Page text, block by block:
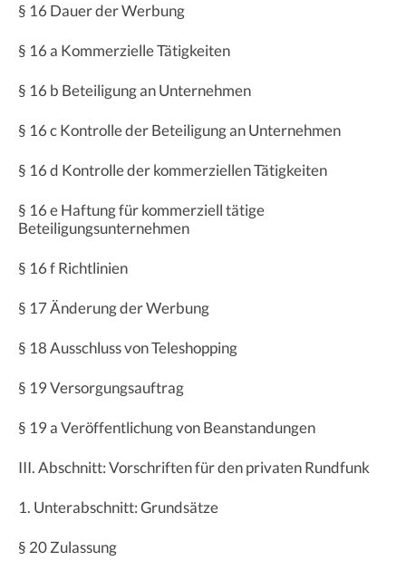
§ 16 Dauer der Werbung
§ 16 a Kommerzielle Tätigkeiten
§ 16 b Beteiligung an Unternehmen
§ 16 c Kontrolle der Beteiligung an Unternehmen
§ 16 d Kontrolle der kommerziellen Tätigkeiten
§ 16 e Haftung für kommerziell tätige
Beteiligungsunternehmen
§ 16 f Richtlinien
§ 17 Änderung der Werbung
§ 18 Ausschluss von Teleshopping
§ 19 Versorgungsauftrag
§ 19 a Veröffentlichung von Beanstandungen
III. Abschnitt: Vorschriften für den privaten Rundfunk
1. Unterabschnitt: Grundsätze
§ 20 Zulassung